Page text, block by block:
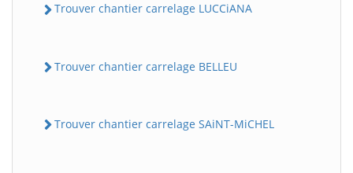
Trouver chantier carrelage LUCCiANA
Trouver chantier carrelage BELLEU
Trouver chantier carrelage SAiNT-MiCHEL